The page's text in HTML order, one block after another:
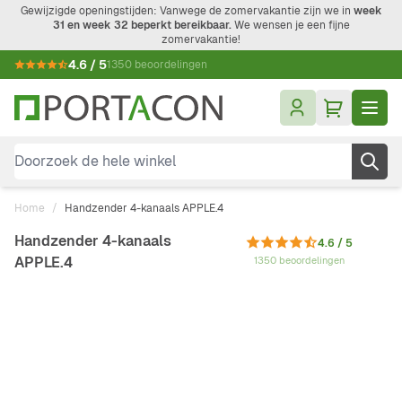
Ga naar de inhoud
Gewijzigde openingstijden: Vanwege de zomervakantie zijn we in week
31 en week 32 beperkt bereikbaar.We wensen je een fijne
zomervakantie!
4.6 / 51350 beoordelingen
Doorzoek de hele winkel
Home / Handzender 4-kanaals APPLE.4
Handzender 4-kanaals
APPLE.4
4.6 / 5
1350 beoordelingen